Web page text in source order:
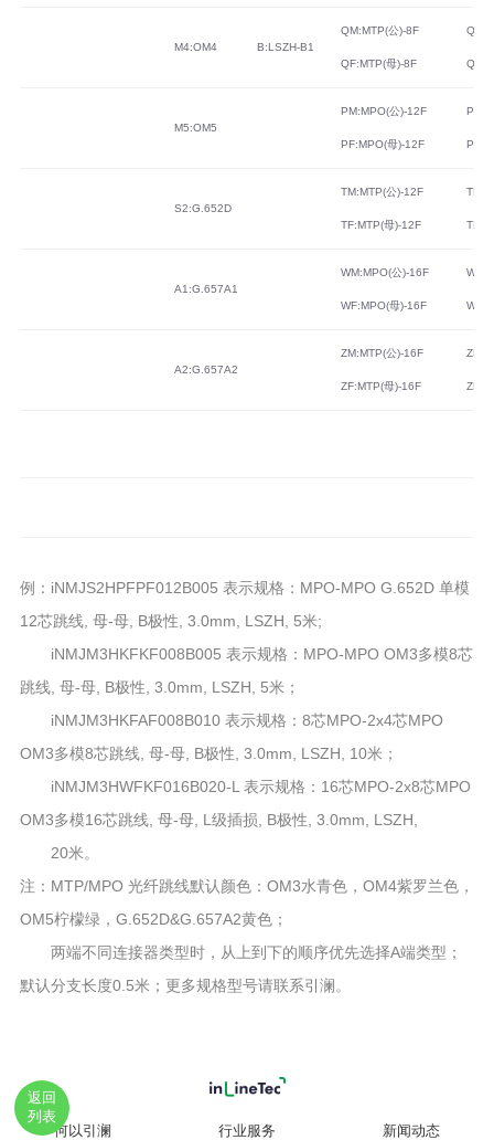
返回
列表
M4:OM4 B:LSZH-B1
QM:MTP(公)-8F
QF:MTP(母)-8F
M5:OM5
PM:MPO(公)-12F
PF:MPO(母)-12F
S2:G.652D
TM:MTP(公)-12F
TF:MTP(母)-12F
A1:G.657A1
WM:MPO(公)-16F
WF:MPO(母)-16F
A2:G.657A2
ZM:MTP(公)-16F
ZF:MTP(母)-16F
例：iNMJS2HPFPF012B005 表示规格：MPO-MPO G.652D 单模
12芯跳线, 母-母, B极性, 3.0mm, LSZH, 5米;
iNMJM3HKFKF008B005 表示规格：MPO-MPO OM3多模8芯
跳线, 母-母, B极性, 3.0mm, LSZH, 5米；
iNMJM3HKFAF008B010 表示规格：8芯MPO-2x4芯MPO
OM3多模8芯跳线, 母-母, B极性, 3.0mm, LSZH, 10米；
iNMJM3HWFKF016B020-L 表示规格：16芯MPO-2x8芯MPO
OM3多模16芯跳线, 母-母, L级插损, B极性, 3.0mm, LSZH,
20米。
注：MTP/MPO 光纤跳线默认颜色：OM3水青色，OM4紫罗兰色，
OM5柠檬绿，G.652D&G.657A2黄色；
两端不同连接器类型时，从上到下的顺序优先选择A端类型；
默认分支长度0.5米；更多规格型号请联系引澜。
何以引澜 行业服务 新闻动态